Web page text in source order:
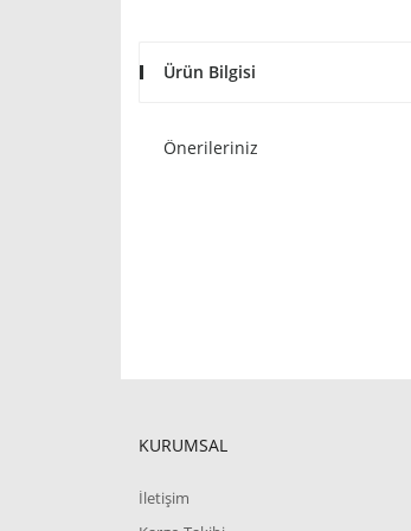
Ürün Bilgisi
Önerileriniz
KURUMSAL
İletişim